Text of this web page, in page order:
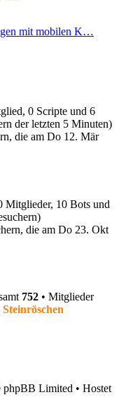
mit mobilen K…
0 Scripte und 6
der letzten 5 Minuten)
die am Do 12. Mär
Mitglieder, 10 Bots und
die am Do 23. Okt
752 • Mitglieder
Steinröschen
Limited • Hostet